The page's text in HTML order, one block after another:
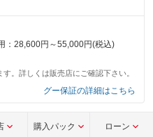
：28,600円～55,000円(税込)
。詳しくは販売店にご確認下さい。
グー保証の詳細はこちら
購入パック ローン